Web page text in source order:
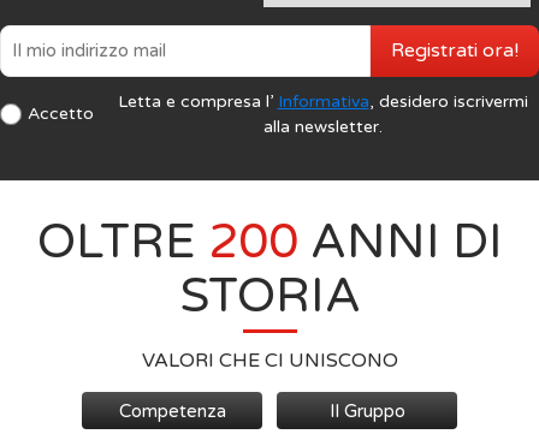
Accetto
Letta e compresa l’ Informativa, desidero iscrivermi
alla newsletter.
Registrati ora!
OLTRE 200 ANNI DI
STORIA
VALORI CHE CI UNISCONO
Competenza Il Gruppo